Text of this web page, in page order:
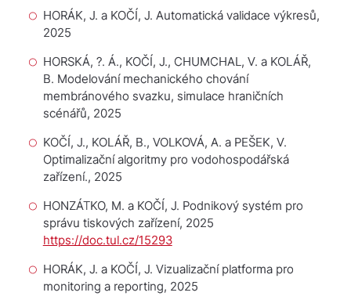
HORÁK, J. a KOČÍ, J. Automatická validace výkresů,
2025
HORSKÁ, ?. Á., KOČÍ, J., CHUMCHAL, V. a KOLÁŘ,
B. Modelování mechanického chování
membránového svazku, simulace hraničních
scénářů, 2025
KOČÍ, J., KOLÁŘ, B., VOLKOVÁ, A. a PEŠEK, V.
Optimalizační algoritmy pro vodohospodářská
zařízení., 2025
HONZÁTKO, M. a KOČÍ, J. Podnikový systém pro
správu tiskových zařízení, 2025
https://doc.tul.cz/15293
HORÁK, J. a KOČÍ, J. Vizualizační platforma pro
monitoring a reporting, 2025